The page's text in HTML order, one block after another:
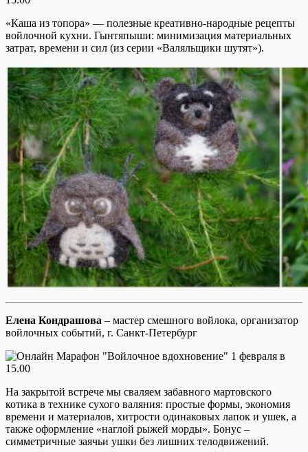
«Каша из топора» — полезные креативно-народные рецепты
войлочной кухни. Гынтяпыши: минимизация материальных
затрат, времени и сил (из серии «Валяльщики шутят»).
Елена Кондрашова – мастер смешного войлока, организатор
войлочных событий, г. Санкт-Петербург
На закрытой встрече мы сваляем забавного мартовского
котика в технике сухого валяния: простые формы, экономия
времени и материалов, хитрости одинаковых лапок и ушек, а
также оформление «наглой рыжей морды». Бонус –
симметричные заячьи ушки без лишних телодвижений.